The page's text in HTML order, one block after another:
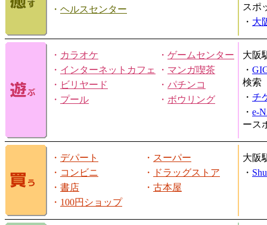
・ ヘルスセンター
スポ
・ 大
・ カラオケ ・ ゲームセンター
・ インターネットカフェ ・ マンガ喫茶
・ ビリヤード ・ パチンコ
・ プール ・ ボウリング
大阪
・
検索
・ チ
・ e-
ース
・ デパート ・ スーパー
・ コンビニ ・
ドラッグストア
・ 書店 ・ 古本屋
・ 100円ショップ
大阪
・